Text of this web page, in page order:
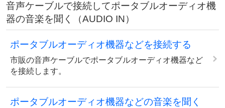
音声ケーブルで接続してポータブルオーディオ機
器の音楽を聞く（AUDIO IN）
ポータブルオーディオ機器などを接続する
市販の音声ケーブルでポータブルオーディオ機器など
を接続します。
ポータブルオーディオ機器などの音楽を聞く